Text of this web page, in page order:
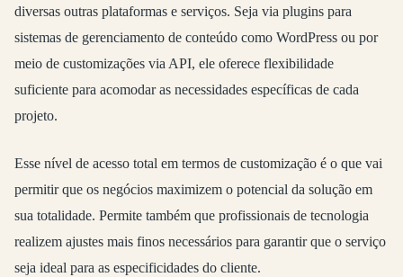
diversas outras plataformas e serviços. Seja via plugins para
sistemas de gerenciamento de conteúdo como WordPress ou por
meio de customizações via API, ele oferece flexibilidade
suficiente para acomodar as necessidades específicas de cada
projeto.
Esse nível de acesso total em termos de customização é o que vai
permitir que os negócios maximizem o potencial da solução em
sua totalidade. Permite também que profissionais de tecnologia
realizem ajustes mais finos necessários para garantir que o serviço
seja ideal para as especificidades do cliente.